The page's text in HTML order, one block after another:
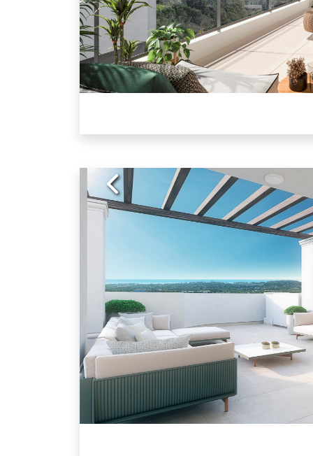
Previous